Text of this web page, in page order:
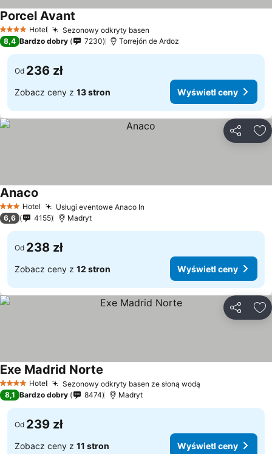
4 KategoriaHotel Sezonowy odkryty basen
Porcel Avant
8,4 Bardzo dobry 7230 Torrejón de Ardoz
Od 236 zł
Zobacz ceny z 13 stron Wyświetl ceny
3 Kategoria
Hotel Usługi eventowe Anaco In
Anaco
6,6 4155 Madryt
Od 238 zł
Zobacz ceny z 12 stron Wyświetl ceny
4 KategoriaHotel Sezonowy odkryty basen ze słoną wodą
Exe Madrid Norte
8,1 Bardzo dobry 8474 Madryt
Od 239 zł
Zobacz ceny z 11 stron Wyświetl ceny